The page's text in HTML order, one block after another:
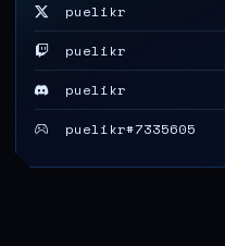
puelikr
puelikr
puelikr
puelikr#7335605